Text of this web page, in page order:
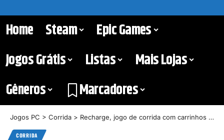
Home Steam
Epic Games
Jogos Grátis
Listas
Mais Lojas
Gêneros
Marcadores
Jogos PC > Corrida > Recharge, jogo de corrida com carrinhos de controle remoto, vai ser liberado no fim deste mês
CORRIDA